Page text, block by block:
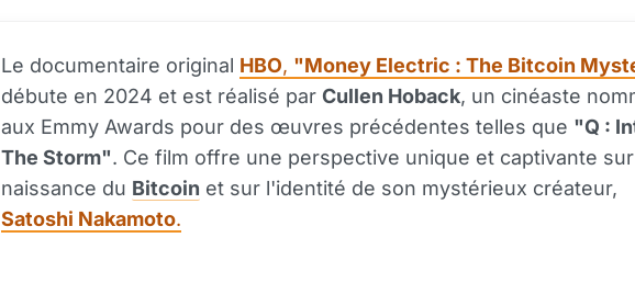
Le documentaire original HBO, "Money Electric : The Bitcoin
débute en 2024 et est réalisé par Cullen Hoback, un cinéaste
aux Emmy Awards pour des œuvres précédentes telles que "Q :
The Storm". Ce film offre une perspective unique et captivante
naissance du Bitcoin et sur l'identité de son mystérieux créateur,
Satoshi Nakamoto.